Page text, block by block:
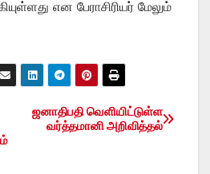
என பேராசிரியர் மேலும்
ஜனாதிபதி வெளியிட்டுள்ள
வர்த்தமானி அறிவித்தல்